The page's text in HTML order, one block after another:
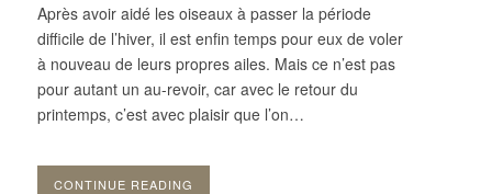
Après avoir aidé les oiseaux à passer la période
difficile de l’hiver, il est enfin temps pour eux de voler
à nouveau de leurs propres ailes. Mais ce n’est pas
pour autant un au-revoir, car avec le retour du
printemps, c’est avec plaisir que l’on…
CONTINUE READING